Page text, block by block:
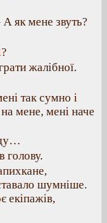
як мене звуть?
жалібної.
так сумно і
мене, мені наче
голову.
шумніше.
екіпажів,